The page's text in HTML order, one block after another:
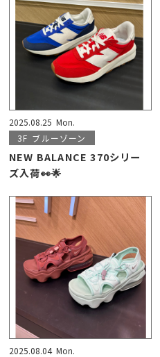
2025.08.25 Mon.
3F ブルーゾーン
NEW BALANCE 370シリー
ズ入荷👀🌟
2025.08.04 Mon.